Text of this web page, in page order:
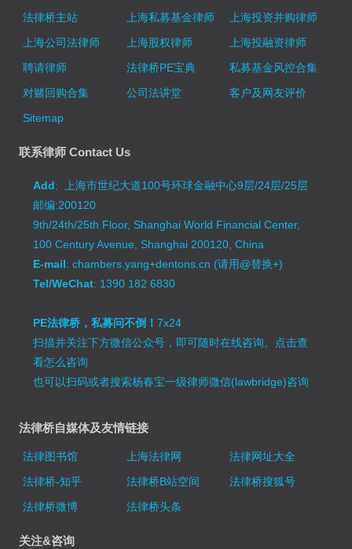
法律桥主站
上海私募基金律师
上海投资并购律师
上海公司法律师
上海股权律师
上海投融资律师
聘请律师
法律桥PE宝典
私募基金风控合集
对赌回购合集
公司法讲堂
客户及网友评价
Sitemap
联系律师 Contact Us
Add: 上海市世纪大道100号环球金融中心9层/24层/25层
邮编:200120
9th/24th/25th Floor, Shanghai World Financial Center,
100 Century Avenue, Shanghai 200120, China
E-mail: chambers.yang+dentons.cn (请用@替换+)
Tel/WeChat: 1390 182 6830
PE法律桥，私募问不倒！7x24
扫描并关注下方微信公众号，即可随时在线咨询。 点击查
看怎么咨询
也可以扫码或者搜索杨春宝一级律师微信(lawbridge)咨询
法律桥自媒体及友情链接
法律图书馆 上海法律网
法律网址大全
法律桥-知乎
法律桥B站空间
法律桥搜狐号
法律桥微博
法律桥头条
关注&咨询